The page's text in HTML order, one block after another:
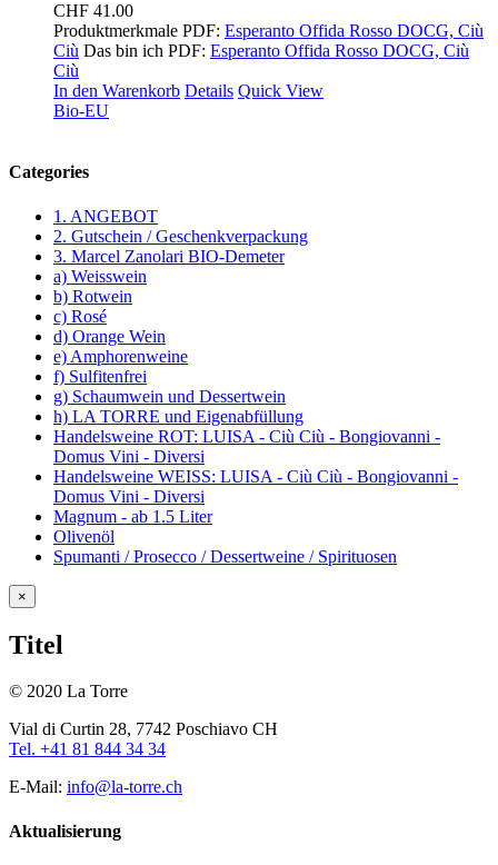
CHF 41.00
Produktmerkmale PDF: Esperanto Offida Rosso DOCG, Ciù
Ciù Das bin ich PDF: Esperanto Offida Rosso DOCG, Ciù
Ciù
In den Warenkorb Details Quick View
Bio-EU
Categories
1. ANGEBOT
2. Gutschein / Geschenkverpackung
3. Marcel Zanolari BIO-Demeter
a) Weisswein
b) Rotwein
c) Rosé
d) Orange Wein
e) Amphorenweine
f) Sulfitenfrei
g) Schaumwein und Dessertwein
h) LA TORRE und Eigenabfüllung
Handelsweine ROT: LUISA - Ciù Ciù - Bongiovanni -
Domus Vini - Diversi
Handelsweine WEISS: LUISA - Ciù Ciù - Bongiovanni -
Domus Vini - Diversi
Magnum - ab 1.5 Liter
Olivenöl
Spumanti / Prosecco / Dessertweine / Spirituosen
Close
product
view
×
Titel
© 2020 La Torre
Vial di Curtin 28, 7742 Poschiavo CH
Tel. +41 81 844 34 34
E-Mail: info@la-torre.ch
Aktualisierung